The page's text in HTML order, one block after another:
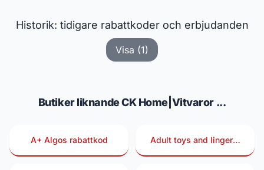
Historik: tidigare rabattkoder och erbjudanden
Visa (1)
Butiker liknande CK Home|Vitvaror ...
A+ Algos rabattkod
Adult toys and lingerie